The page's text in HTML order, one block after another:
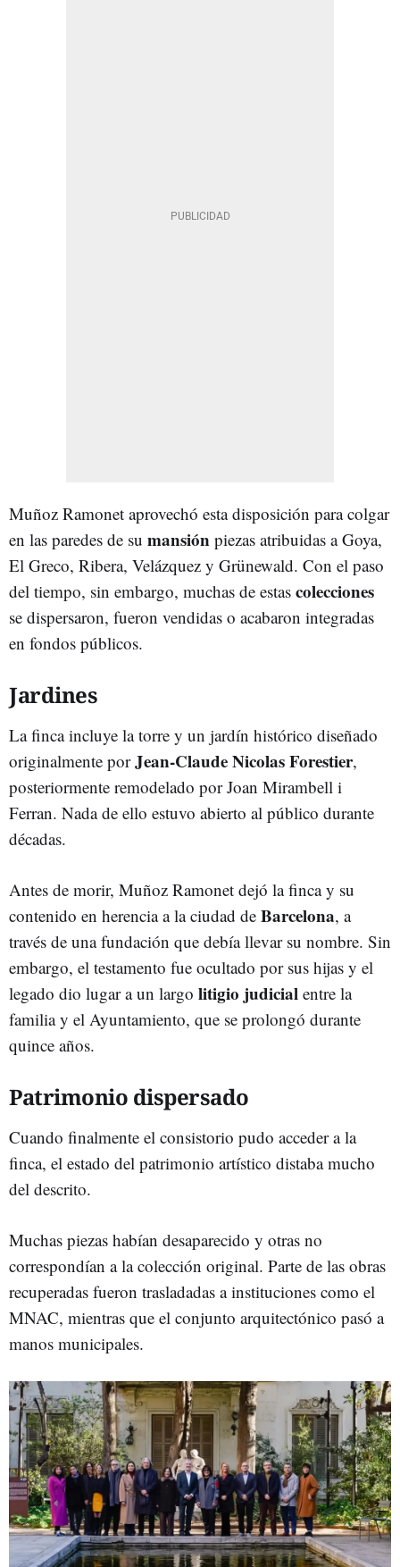
Muñoz Ramonet aprovechó esta disposición para colgar
en las paredes de su mansión piezas atribuidas a Goya,
El Greco, Ribera, Velázquez y Grünewald. Con el paso
del tiempo, sin embargo, muchas de estas colecciones
se dispersaron, fueron vendidas o acabaron integradas
en fondos públicos.
Jardines
La finca incluye la torre y un jardín histórico diseñado
originalmente porJean-Claude Nicolas Forestier,
posteriormente remodelado por Joan Mirambell i
Ferran. Nada de ello estuvo abierto al público durante
décadas.
Antes de morir, Muñoz Ramonet dejó la finca y su
contenido en herencia a la ciudad de Barcelona, a
través de una fundación que debía llevar su nombre. Sin
embargo, el testamento fue ocultado por sus hijas y el
legado dio lugar a un largo litigio judicial entre la
familia y el Ayuntamiento, que se prolongó durante
quince años.
Patrimonio dispersado
Cuando finalmente el consistorio pudo acceder a la
finca, el estado del patrimonio artístico distaba mucho
del descrito.
Muchas piezas habían desaparecido y otras no
correspondían a la colección original. Parte de las obras
recuperadas fueron trasladadas a instituciones como el
MNAC, mientras que el conjunto arquitectónico pasó a
manos municipales.